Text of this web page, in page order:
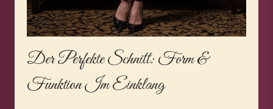
Der Perfekte Schnitt: Form &
Funktion Im Einklang